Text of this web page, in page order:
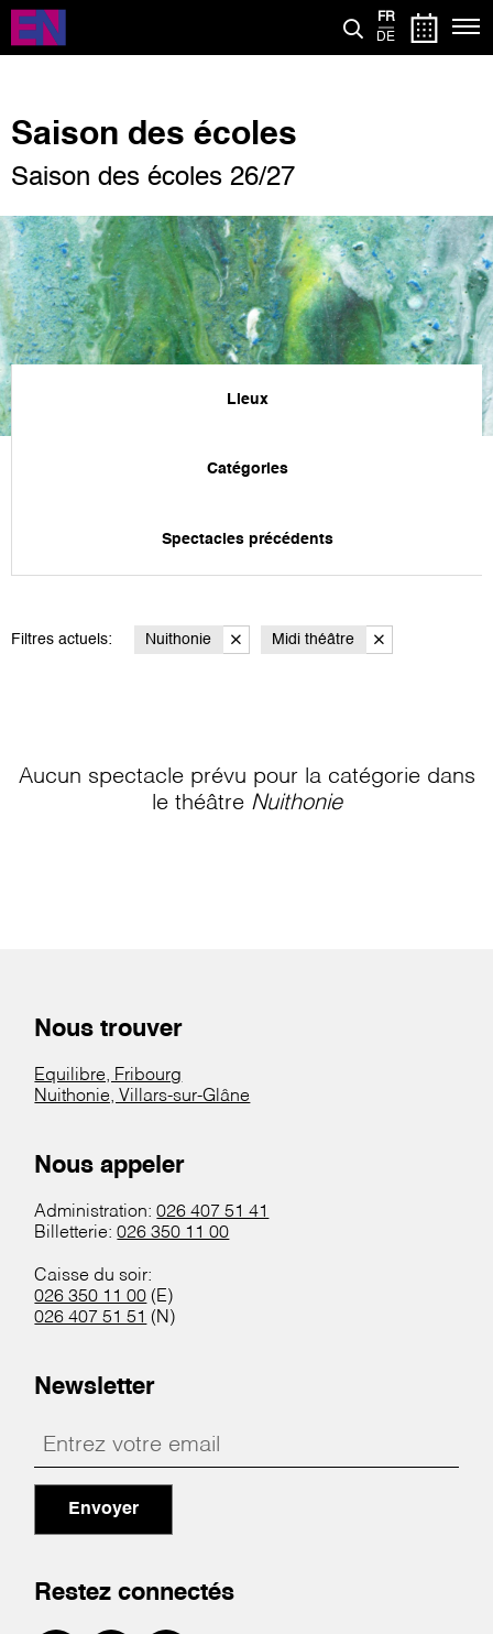
Aller
contenu
FR
DE
Saison des écoles
Saison des écoles 26/27
Lieux
Catégories
Spectacles précédents
Filtres actuels: Nuithonie Midi théâtre
Aucun spectacle prévu pour la catégorie dans
le théâtre Nuithonie
Nous trouver
Equilibre, Fribourg
Nuithonie, Villars-sur-Glâne
Nous appeler
Administration:026 407 51 41
Billetterie:026 350 11 00
Caisse du soir:
026 350 11 00 (E)
026 407 51 51 (N)
Newsletter
Envoyer
Restez connectés